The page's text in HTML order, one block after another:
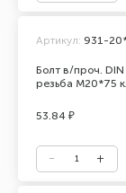
Болт в/проч.
резьба М20*75
Артикул: 931-
53.84 ₽